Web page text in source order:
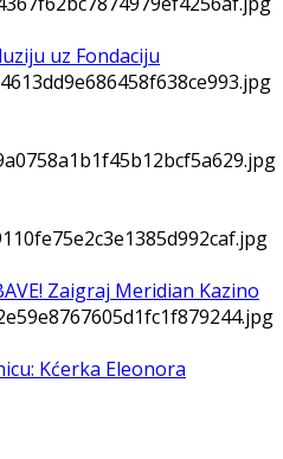
uz Fondaciju
Zaigraj Meridian Kazino
Kćerka Eleonora